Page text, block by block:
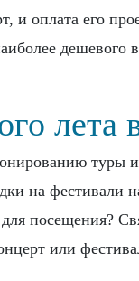
и оплата его
лета
на
посещения?
или